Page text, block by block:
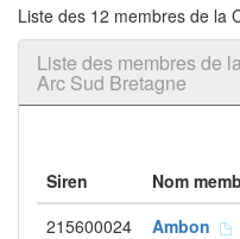
Liste des 12 membres de la
Liste des membres de
Arc Sud Bretagne
Siren Nom
215600024
Ambon